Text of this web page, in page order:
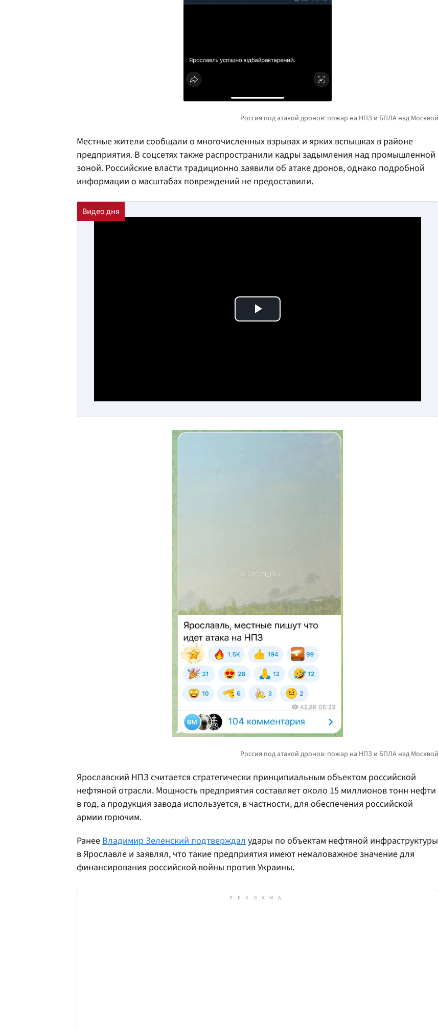
Местные жители сообщали о многочисленных взрывах и ярких вспышках в районе
предприятия. В соцсетях также распространили кадры задымления над промышленной
зоной. Российские власти традиционно заявили об атаке дронов, однако подробной
информации о масштабах повреждений не предоставили.
Play Video
Ярославский НПЗ считается стратегически принципиальным объектом российской
нефтяной отрасли. Мощность предприятия составляет около 15 миллионов тонн нефти
в год, а продукция завода используется, в частности, для обеспечения российской
армии горючим.
Ранее Владимир Зеленский подтверждал удары по объектам нефтяной инфраструктуры
в Ярославле и заявлял, что такие предприятия имеют немаловажное значение для
финансирования российской войны против Украины.